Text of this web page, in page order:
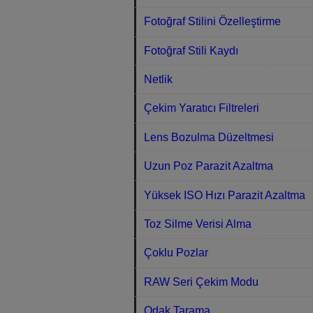
Fotoğraf Stilini Özelleştirme
Fotoğraf Stili Kaydı
Netlik
Çekim Yaratıcı Filtreleri
Lens Bozulma Düzeltmesi
Uzun Poz Parazit Azaltma
Yüksek ISO Hızı Parazit Azaltma
Toz Silme Verisi Alma
Çoklu Pozlar
RAW Seri Çekim Modu
Odak Tarama